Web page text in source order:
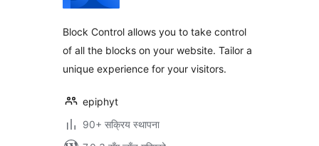
Block Control allows you to take control
of all the blocks on your website. Tailor a
unique experience for your visitors.
epiphyt
90+ सक्रिय स्थापना